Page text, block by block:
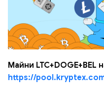
Майни LTC+DOGE+BEL
https://